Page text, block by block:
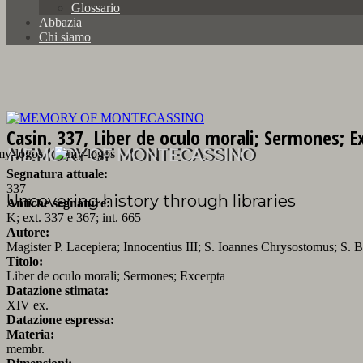
Glossario
Abbazia
Chi siamo
MEMORY OF MONTECASSINO
Uncovering history through libraries
Casin. 337, Liber de oculo morali; Sermones;
Segnatura attuale:
337
Antiche segnature:
K; ext. 337 e 367; int. 665
Autore:
Magister P. Lacepiera; Innocentius III; S. Ioannes Chrysostomus; S.
Titolo:
Liber de oculo morali; Sermones; Excerpta
Datazione stimata:
XIV ex.
Datazione espressa:
Materia:
membr.